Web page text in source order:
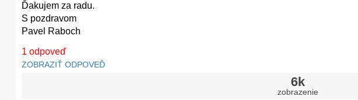
Ďakujem za radu.
S pozdravom
Pavel Raboch
1 odpoveď
ZOBRAZIŤ ODPOVEĎ
6k
zobrazenie